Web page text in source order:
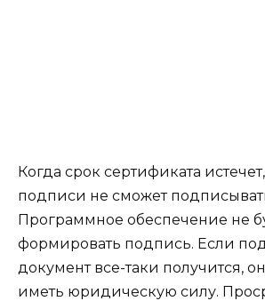
Когда срок сертификата
подписи не сможет
Программное обеспечение не
формировать подпись. Если
документ все-таки получится,
иметь юридическую силу.